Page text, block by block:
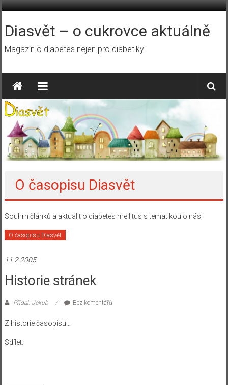
Přeskočit
obsah
Diasvět – o cukrovce aktuálně
Magazín o diabetes nejen pro diabetiky
O časopisu Diasvět
Souhrn článků a aktualit o diabetes mellitus s tematikou o nás
O časopisu Diasvět
11.2.2005
Historie stránek
Přidal: Jakub Bez komentářů
Z historie časopisu…
Sdílet: